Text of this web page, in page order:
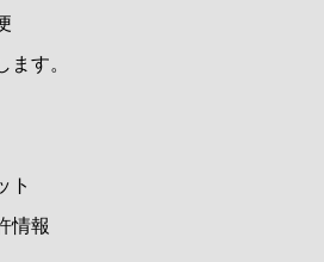
す。
ト
情報